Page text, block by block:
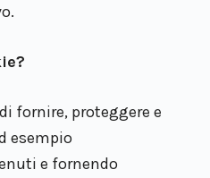
fornire, proteggere e
esempio
e fornendo